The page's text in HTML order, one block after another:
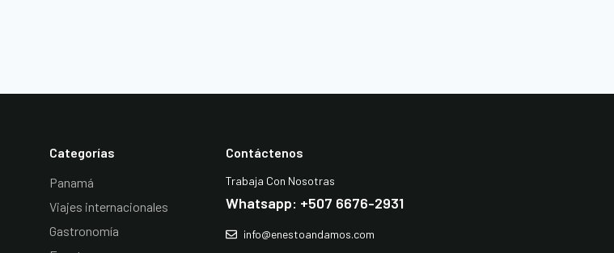
Categorías
Panamá
Viajes internacionales
Gastronomía
Contáctenos
Trabaja Con Nosotras
Whatsapp: +507 6676-2931
info@enestoandamos.com